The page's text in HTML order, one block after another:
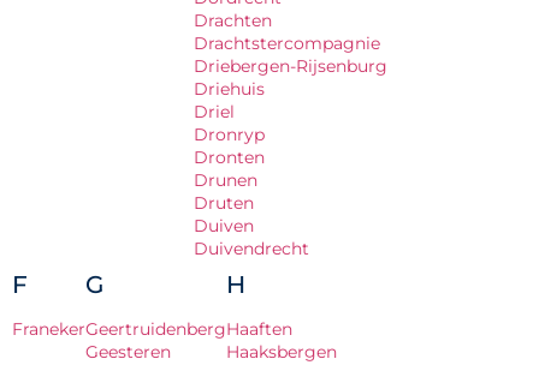
Drachten
Drachtstercompagnie
Driebergen-Rijsenburg
Driehuis
Driel
Dronryp
Dronten
Drunen
Druten
Duiven
Duivendrecht
F
Franeker
G
Geertruidenberg
Geesteren
H
Haaften
Haaksbergen